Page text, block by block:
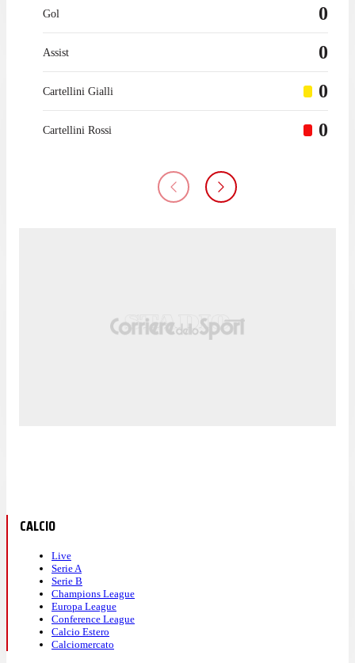
Gol 0
Assist 0
Cartellini Gialli 0
Cartellini Rossi 0
CALCIO
Live
Serie A
Serie B
Champions League
Europa League
Conference League
Calcio Estero
Calciomercato